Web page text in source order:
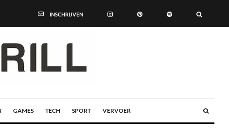
INSCHRIJVEN
GAMES TECH SPORT VERVOER